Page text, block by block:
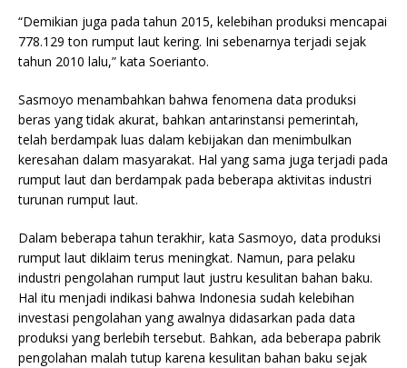
“Demikian juga pada tahun 2015, kelebihan produksi mencapai
778.129 ton rumput laut kering. Ini sebenarnya terjadi sejak
tahun 2010 lalu,” kata Soerianto.
Sasmoyo menambahkan bahwa fenomena data produksi
beras yang tidak akurat, bahkan antarinstansi pemerintah,
telah berdampak luas dalam kebijakan dan menimbulkan
keresahan dalam masyarakat. Hal yang sama juga terjadi pada
rumput laut dan berdampak pada beberapa aktivitas industri
turunan rumput laut.
Dalam beberapa tahun terakhir, kata Sasmoyo, data produksi
rumput laut diklaim terus meningkat. Namun, para pelaku
industri pengolahan rumput laut justru kesulitan bahan baku.
Hal itu menjadi indikasi bahwa Indonesia sudah kelebihan
investasi pengolahan yang awalnya didasarkan pada data
produksi yang berlebih tersebut. Bahkan, ada beberapa pabrik
pengolahan malah tutup karena kesulitan bahan baku sejak